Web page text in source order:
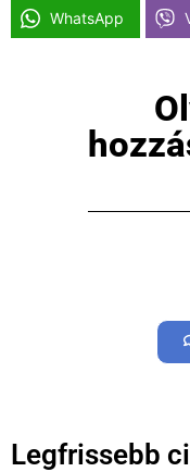
WhatsApp
Legfrissebb